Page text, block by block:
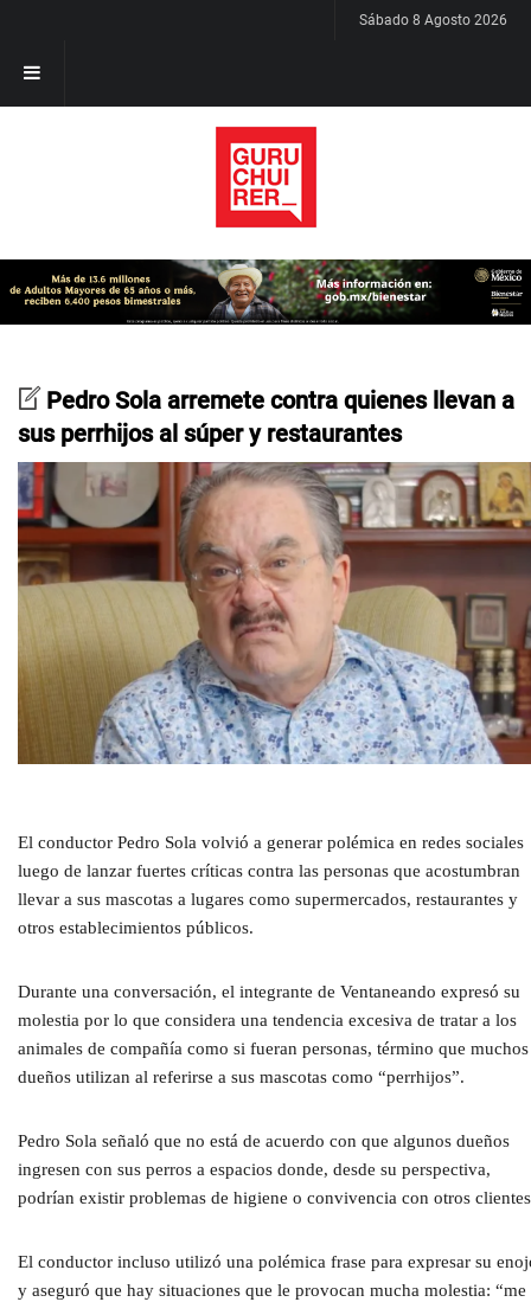
Sábado 8 Agosto 2026
Pedro Sola arremete contra quienes llevan a
sus perrhijos al súper y restaurantes
El conductor Pedro Sola volvió a generar polémica en redes sociales
luego de lanzar fuertes críticas contra las personas que acostumbran
llevar a sus mascotas a lugares como supermercados, restaurantes y
otros establecimientos públicos.
Durante una conversación, el integrante de Ventaneando expresó su
molestia por lo que considera una tendencia excesiva de tratar a los
animales de compañía como si fueran personas, término que muchos
dueños utilizan al referirse a sus mascotas como “perrhijos”.
Pedro Sola señaló que no está de acuerdo con que algunos dueños
ingresen con sus perros a espacios donde, desde su perspectiva,
podrían existir problemas de higiene o convivencia con otros
El conductor incluso utilizó una polémica frase para expresar su
y aseguró que hay situaciones que le provocan mucha molestia: “me